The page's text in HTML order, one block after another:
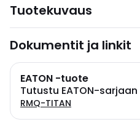
Tuotekuvaus
Dokumentit ja linkit
EATON -tuote
Tutustu EATON-sarjaan
RMQ-TITAN